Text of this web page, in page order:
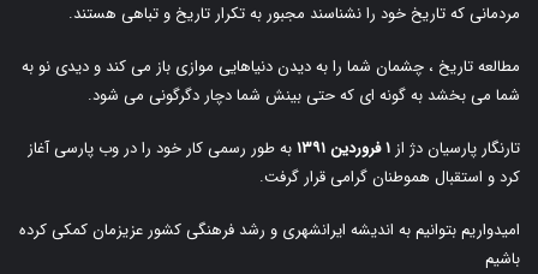
مردمانی که تاریخ خود را نشناسند مجبور به تکرار تاریخ و تباهی هستند.
مطالعه تاریخ ، چشمان شما را به دیدن دنیاهایی موازی باز می کند و دیدی نو به
شما می بخشد به گونه ای که حتی بینش شما دچار دگرگونی می شود.
تارنگار پارسیان دژ از ۱ فروردین ۱۳۹۱
به طور رسمی کار خود را در وب پارسی آغاز
کرد و استقبال هموطنان گرامی قرار گرفت.
امیدواریم بتوانیم به اندیشه ایرانشهری و رشد فرهنگی کشور عزیزمان کمکی کرده
باشیم